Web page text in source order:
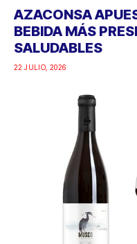
AZACONSA
BEBIDA MÁS
SALUDABLES
22 JULIO, 2026